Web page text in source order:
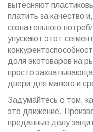
вытесняют
платить за качество
сознательного
упускают этот
доля экотоваров на
просто
двери для малого и
Задумайтесь о том,
это движение.
преданные делу